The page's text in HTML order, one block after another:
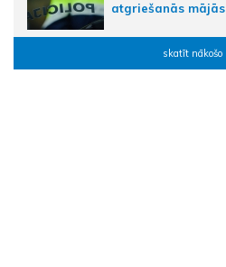
atgriešanās mājās
skatīt nākošo